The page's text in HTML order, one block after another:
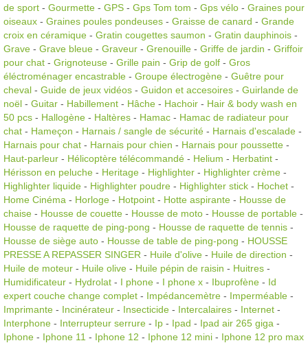
de sport - Gourmette - GPS - Gps Tom tom - Gps vélo - Graines pour
oiseaux - Graines poules pondeuses - Graisse de canard - Grande
croix en céramique - Gratin cougettes saumon - Gratin dauphinois -
Grave - Grave bleue - Graveur - Grenouille - Griffe de jardin - Griffoir
pour chat - Grignoteuse - Grille pain - Grip de golf - Gros
éléctroménager encastrable - Groupe électrogène - Guêtre pour
cheval - Guide de jeux vidéos - Guidon et accesoires - Guirlande de
noël - Guitar - Habillement - Hâche - Hachoir - Hair & body wash en
50 pcs - Hallogène - Haltères - Hamac - Hamac de radiateur pour
chat - Hameçon - Harnais / sangle de sécurité - Harnais d'escalade -
Harnais pour chat - Harnais pour chien - Harnais pour poussette -
Haut-parleur - Hélicoptère télécommandé - Helium - Herbatint -
Hérisson en peluche - Heritage - Highlighter - Highlighter crème -
Highlighter liquide - Highlighter poudre - Highlighter stick - Hochet -
Home Cinéma - Horloge - Hotpoint - Hotte aspirante - Housse de
chaise - Housse de couette - Housse de moto - Housse de portable -
Housse de raquette de ping-pong - Housse de raquette de tennis -
Housse de siège auto - Housse de table de ping-pong - HOUSSE
PRESSE A REPASSER SINGER - Huile d'olive - Huile de direction -
Huile de moteur - Huile olive - Huile pépin de raisin - Huitres -
Humidificateur - Hydrolat - I phone - I phone x - Ibuprofène - Id
expert couche change complet - Impédancemètre - Imperméable -
Imprimante - Incinérateur - Insecticide - Intercalaires - Internet -
Interphone - Interrupteur serrure - Ip - Ipad - Ipad air 265 giga -
Iphone - Iphone 11 - Iphone 12 - Iphone 12 mini - Iphone 12 pro max